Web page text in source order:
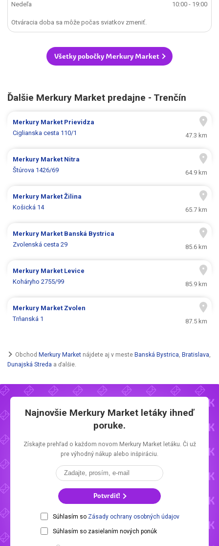
Nedeľa
10:00 - 19:00
Otváracia doba sa môže počas sviatkov zmeniť.
Všetky pobočky Merkury Market
Ďalšie Merkury Market predajne - Trenčín
Merkury Market Prievidza
Ciglianska cesta 110/1
47.3 km
Merkury Market Nitra
Štúrova 1426/69
64.9 km
Merkury MarketŽilina
Košická 14
65.7 km
Merkury Market Banská Bystrica
Zvolenská cesta 29
85.6 km
Merkury Market Levice
Koháryho 2755/99
85.9 km
Merkury Market Zvolen
Trňanská 1
87.5 km
Obchod Merkury Market nájdete aj v meste Banská Bystrica Bratislava
Dunajská Streda a ďalšie.
Najnovšie Merkury Market letáky ihneď
poruke.
Získajte prehľad o každom novom Merkury Market letáku. Či už
pre výhodný nákup alebo inšpiráciu.
Potvrdiť!
Súhlasím so Zásady ochrany osobných údajov
Súhlasím so zasielaním nových ponúk